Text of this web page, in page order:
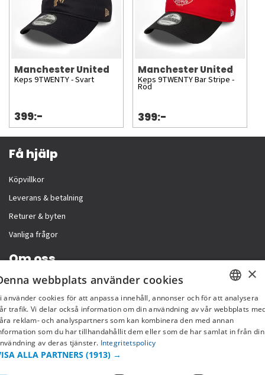
Manchester United
Keps 9TWENTY - Svart
399:-
Manchester United
Keps 9TWENTY Bar Stripe -
Röd
399:-
Få hjälp
Köpvillkor
Leverans & betalning
Returer & byten
Vanliga frågor
Om oss
Företagsinformation
SWEDISH
FI
×
webbplats använder cookies
använder cookies för att anpassa innehåll, annonser och för att analysera
trafik. Vi delar också information om din användning av vår webbplats
reklam- och analyspartners som kan kombinera den med annan
som du har tillhandahållit dem eller som de har samlat in från din
av deras tjänster. Integritetspolicy
ALLA PARTNERS (1913) →